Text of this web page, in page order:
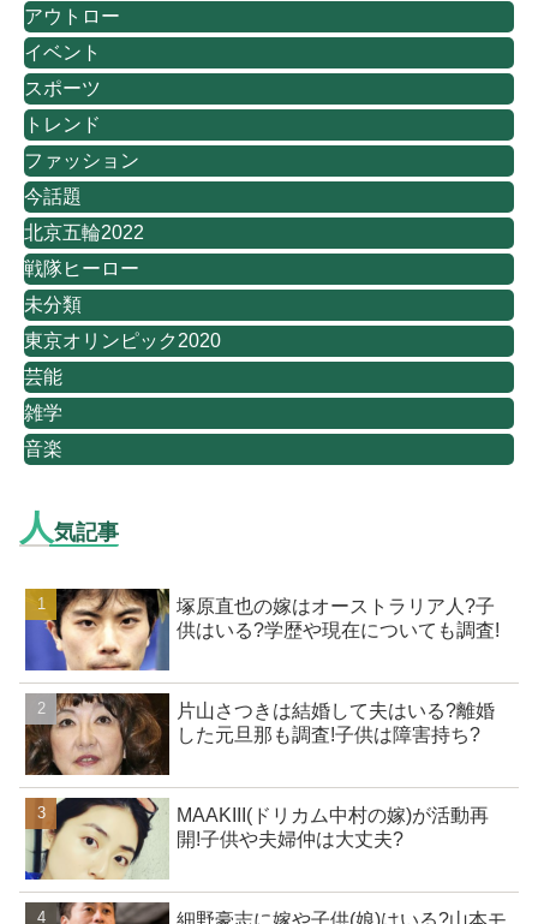
アウトロー
イベント
スポーツ
トレンド
ファッション
今話題
北京五輪2022
戦隊ヒーロー
未分類
東京オリンピック2020
芸能
雑学
音楽
人気記事
塚原直也の嫁はオーストラリア人?子
供はいる?学歴や現在についても調査!
片山さつきは結婚して夫はいる?離婚
した元旦那も調査!子供は障害持ち?
MAAKIII(ドリカム中村の嫁)が活動再
開!子供や夫婦仲は大丈夫?